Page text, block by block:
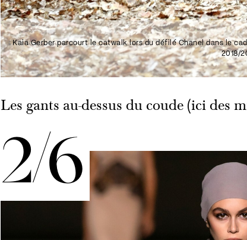
Kaia Gerber parcourt le catwalk lors du défilé Chanel dans le
2018/
Les gants au-dessus du coude (ici des
2/6